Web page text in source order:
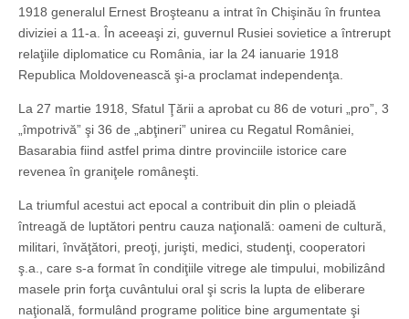
1918 generalul Ernest Broşteanu a intrat în Chişinău în fruntea
diviziei a 11-a. În aceeaşi zi, guvernul Rusiei sovietice a întrerupt
relaţiile diplomatice cu România, iar la 24 ianuarie 1918
Republica Moldovenească şi-a proclamat independenţa.
La 27 martie 1918, Sfatul Ţării a aprobat cu 86 de voturi „pro”, 3
„împotrivă” şi 36 de „abţineri” unirea cu Regatul României,
Basarabia fiind astfel prima dintre provinciile istorice care
revenea în graniţele româneşti.
La triumful acestui act epocal a contribuit din plin o pleiadă
întreagă de luptători pentru cauza naţională: oameni de cultură,
militari, învăţători, preoţi, jurişti, medici, studenţi, cooperatori
ş.a., care s-a format în condiţiile vitrege ale timpului, mobilizând
masele prin forţa cuvântului oral şi scris la lupta de eliberare
naţională, formulând programe politice bine argumentate şi